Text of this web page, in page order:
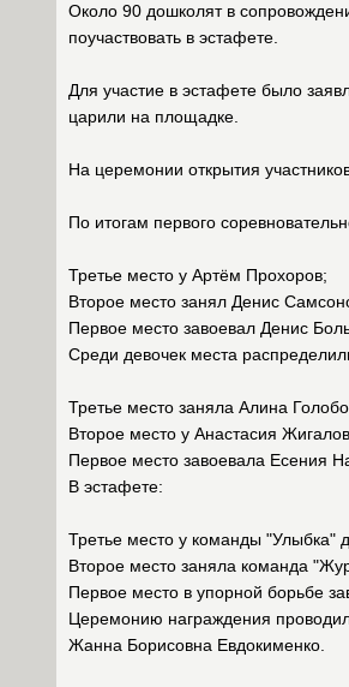
Около 90 дошколят в
поучаствовать в эстафете.
Для участие в эстафете было
царили на площадке.
На церемонии открытия
По итогам первого
Третье место у Артём Прохоров;
Второе место занял Денис
Первое место завоевал Денис
Среди девочек места
Третье место заняла Алина
Второе место у Анастасия
Первое место завоевала Есения
В эстафете:
Третье место у команды "Улыбка"
Второе место заняла команда
Первое место в упорной борьбе
Церемонию награждения
Жанна Борисовна Евдокименко.